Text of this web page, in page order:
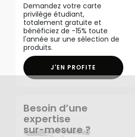
Demandez votre carte
privilège étudiant,
totalement gratuite et
bénéficiez de -15% toute
l'année sur une sélection de
produits.
J'EN PROFITE
Besoin d’une
expertise
sur-mesure ?